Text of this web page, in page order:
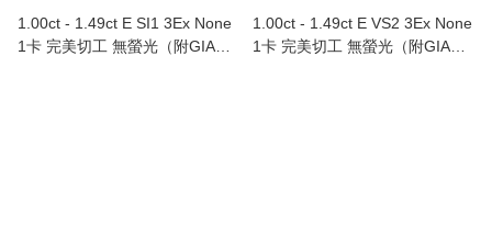
1.00ct - 1.49ct E SI1 3Ex None
1卡 完美切工 無螢光（附GIA證
1.00ct - 1.49ct E VS2 3Ex None
1卡 完美切工 無螢光（附GIA證